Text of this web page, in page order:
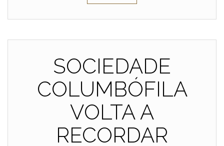
SOCIEDADE
COLUMBÓFILA
VOLTA A
RECORDAR